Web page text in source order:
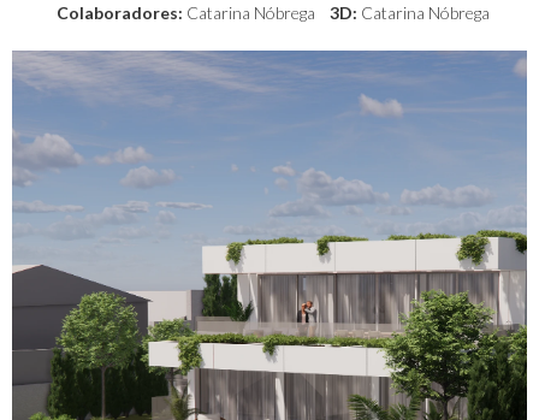
Colaboradores: Catarina Nóbrega 3D: Catarina Nóbrega